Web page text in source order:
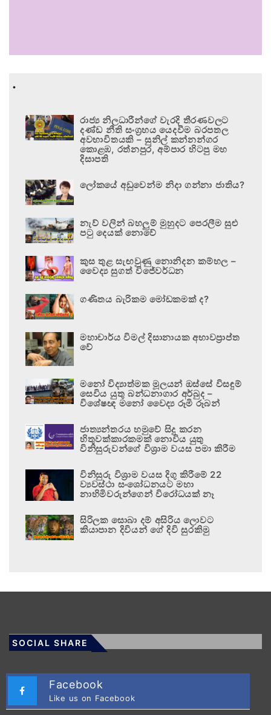
.
රාජ්‍ය නිලධාරීන්ගේ වැරදි තීරණවලට
දණ්ඩ නීති සංග්‍රහය යෙදවීම බරපතල
අවභාවිතයකි – සුනිල් කන්නන්ගර
කොළඹ, රත්නපුර, අම්පාර හිටපු මහ
දිසාපති
ලෝකයේ අඩුවෙන්ම නිදා ගන්නා ජාතිය?
නැව් වලින් බහලුම් මුහුදට පෙරලීම සුළු
පටු දෙයක් නොවේ
කුස තුළ සැඟවුණු නොනිදන කම්හල –
වෛද්‍ය සුගත් විජේවර්ධන
ගණිතය බැරිකම මෝඩකමක් ද?
මහාචාර්ය විමල් දිසානායක අභාවප්‍රාප්ත
වේ
මනෝ විද්‍යාත්මක මූලයන් ඔස්සේ විසඳුම්
සෙවිය යුතු බන්ධනාගාර අර්බුද –
විශේෂඥ මනෝ වෛද්‍ය රූමි රූබන්
ජාත්‍යන්තරය හමුවේ සිදු කරන
හිතුවක්කාරකමක් නොවිය යුතු
විනිසුරුවන්ගේ විශ්‍රාම වයස පමා කිරීම
විනිසුරු විශ්‍රාම වයස දිගු කිරීමේ 22
ව්‍යවස්ථා සංශෝධනයට මහා
නාහිමිවරුන්ගෙන් විරෝධයක් නෑ
සිරිලක සොබා දම් අසිරිය ලොවට
කියාපාන දිවියන් ගේ දිවි සුරකිමු
SOCIAL SHARE
Facebook
Like us on Facebook